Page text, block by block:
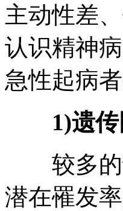
主动性差
认识精神
急性起病
1)遗传
较多的
潜在罹发率